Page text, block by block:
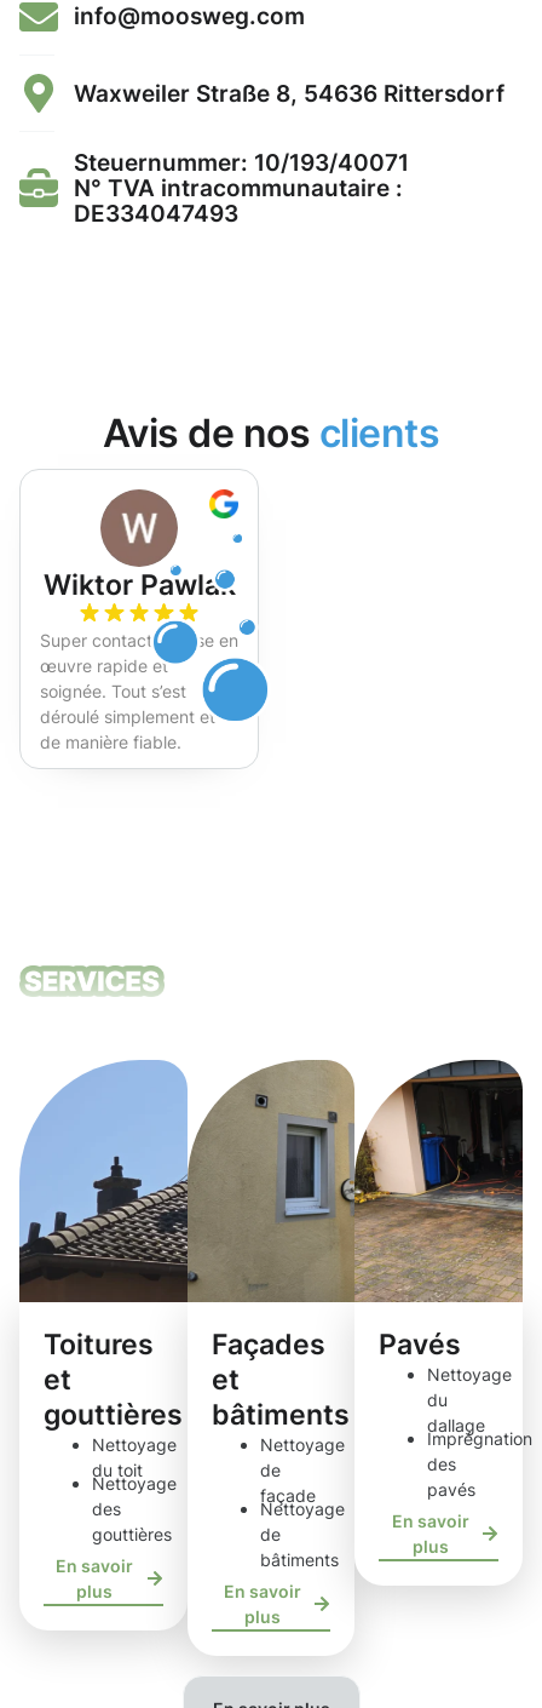
info@moosweg.com
Waxweiler Straße 8, 54636 Rittersdorf
Steuernummer: 10/193/40071
N° TVA intracommunautaire :
DE334047493
Avis de nos clients
Wiktor Pawlak
Super contact et mise en
œuvre rapide et
soignée. Tout s’est
déroulé simplement et
de manière fiable.
Fortement recommandé !
Toitures
et
gouttières
Nettoyage
du toit
Nettoyage
des
gouttières
En savoir
plus
Façades
et
bâtiments
Nettoyage
de
façade
Nettoyage
de
bâtiments
En savoir
plus
Pavés
Nettoyage
du
dallage
Imprégnation
des
pavés
En savoir
plus